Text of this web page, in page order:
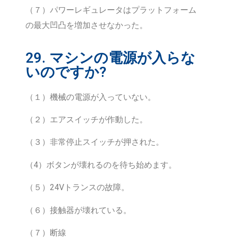
（７）パワーレギュレータはプラットフォーム
の最大凹凸を増加させなかった。
29. マシンの電源が入らな
いのですか?
（１）機械の電源が入っていない。
（２）エアスイッチが作動した。
（３）非常停止スイッチが押された。
（4）ボタンが壊れるのを待ち始めます。
（５）24Vトランスの故障。
（６）接触器が壊れている。
（７）断線